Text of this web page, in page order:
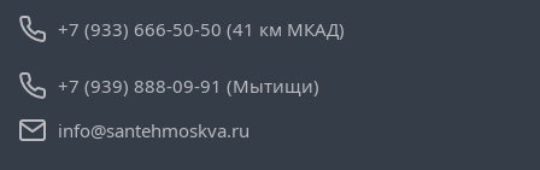
+7 (933) 666-50-50 (41 км МКАД)
+7 (939) 888-09-91 (Мытищи)
info@santehmoskva.ru